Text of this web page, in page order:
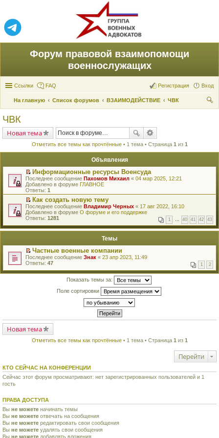
Форум правовой взаимопомощи
военнослужащих
Ссылки FAQ Вход
Регистрация
На главную Список форумов ВЗАИМОДЕЙСТВИЕ
ЧВК
ЧВК
Новая тема
Отметить все темы как прочтённые• 1 тема • Страница 1 из 1
Объявления
П
е
р
е
й
т
и
к
е
о
м
у
н
е
н
о
м
у
б
щ
е
Информационные ресурсы Военсуда
Последнее сообщение Пахомов Михаил « 04 мар 2025, 12:21
Добавлено в форуме ГЛАВНОЕ
Ответы: 1
П
е
р
й
к
п
е
р
в
о
ч
и
т
а
у
с
о
щ
е
н
и
ю
Как создать новую тему
Последнее сообщение Владимир Черных « 17 авг 2022, 16:10
Добавлено в форуме О форуме и его поддержке
Ответы: 1281 1 … 40 41 42 43
Темы
П
е
е
в
м
у
н
о
ч
и
н
о
м
у
с
о
Частные военные компании
Последнее сообщение Знак « 23 апр 2023, 11:49
Ответы: 47 1 2
Показать темы за:
Поле сортировки
Новая тема
Отметить все темы как прочтённые• 1 тема • Страница 1 из 1
Перейти
КТО СЕЙЧАС НА КОНФЕРЕНЦИИ
Сейчас этот форум просматривают: нет зарегистрированных пользователей и 1
гость
ПРАВА ДОСТУПА
Вы не можете начинать темы
Вы не можете отвечать на сообщения
Вы не можете редактировать свои сообщения
Вы не можете удалять свои сообщения
Вы не можете добавлять вложения